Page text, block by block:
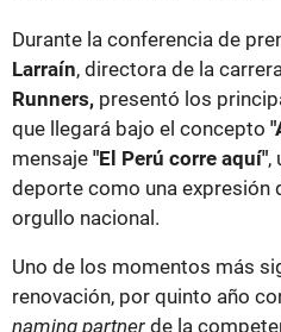
Durante la conferencia de
Larraín, directora de la
Runners, presentó los
que llegará bajo el concepto
mensaje "El Perú corre aquí",
deporte como una expresión
orgullo nacional.
Uno de los momentos más
renovación, por quinto año
naming partner de la